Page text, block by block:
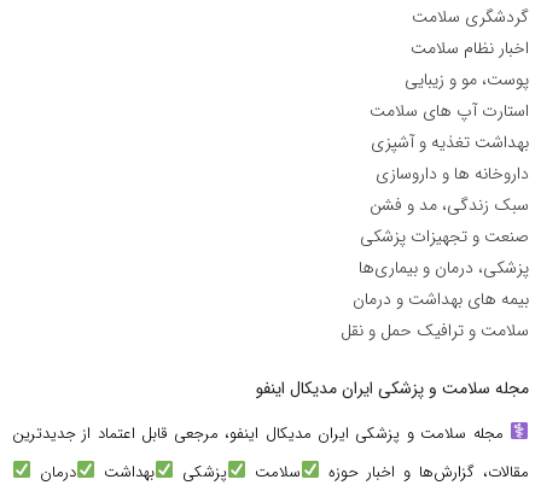
گردشگری سلامت
اخبار نظام سلامت
پوست، مو و زیبایی
استارت آپ های سلامت
بهداشت تغذیه و آشپزی
داروخانه ها و داروسازی
سبک زندگی، مد و فشن
صنعت و تجهیزات پزشکی
پزشکی، درمان و بیماری‌ها
بیمه های بهداشت و درمان
سلامت و ترافیک حمل و نقل
مجله سلامت و پزشکی ایران مدیکال اینفو
مجله سلامت و پزشکی ایران مدیکال اینفو، مرجعی قابل اعتماد از جدیدترین
مقالات، گزارش‌ها و اخبار حوزه
سلامت پزشکی بهداشت
درمان